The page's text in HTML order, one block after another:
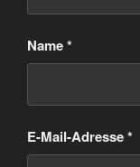
Name*
E-Mail-Adresse*